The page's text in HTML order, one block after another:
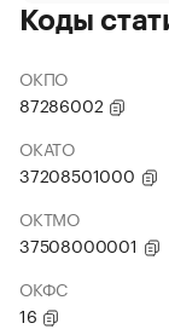
Коды
ОКПО
87286002
ОКАТО
37208501000
ОКТМО
37508000001
ОКФС
16